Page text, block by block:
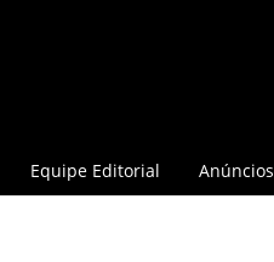
Equipe Editorial Anúncios